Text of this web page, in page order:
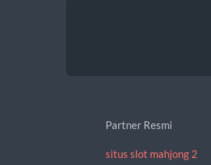
Partner Resmi
situs slot mahjong 2